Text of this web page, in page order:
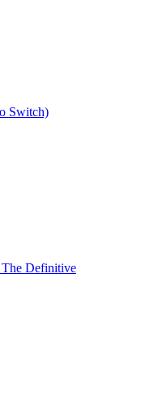
Switch)
Definitive